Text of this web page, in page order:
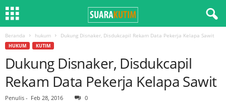
Beranda hukum Dukung Disnaker, Disdukcapil Rekam Data Pekerja Kelapa Sawit
HUKUM KUTIM
Dukung Disnaker, Disdukcapil
Rekam Data Pekerja Kelapa Sawit
Penulis - Feb 28, 2016 0